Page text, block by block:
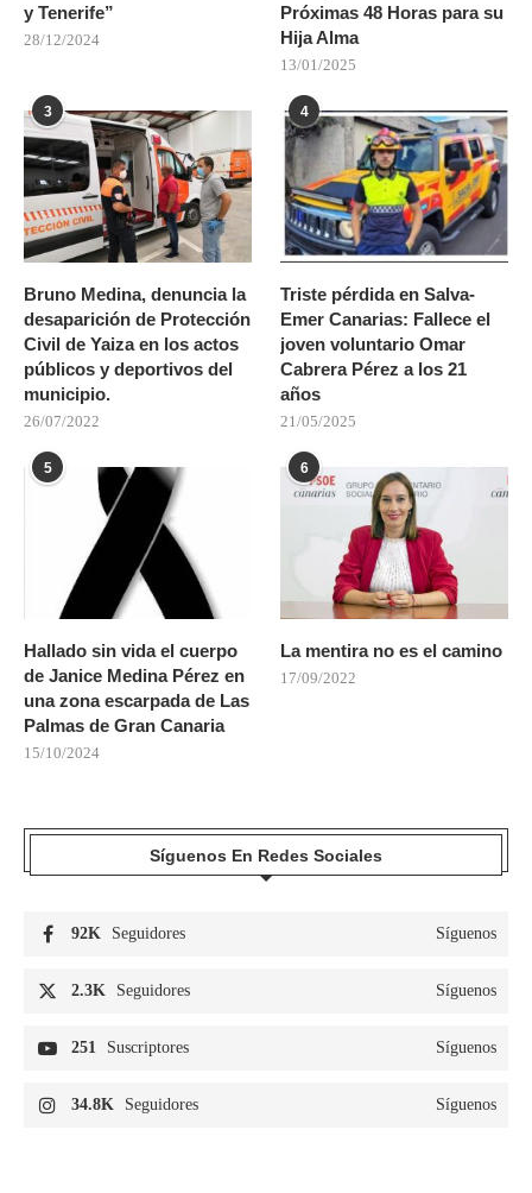
y Tenerife”
28/12/2024
Próximas 48 Horas para su
Hija Alma
13/01/2025
3
Bruno Medina, denuncia la
desaparición de Protección
Civil de Yaiza en los actos
públicos y deportivos del
municipio.
26/07/2022
4
Triste pérdida en Salva-
Emer Canarias: Fallece el
joven voluntario Omar
Cabrera Pérez a los 21
años
21/05/2025
5
Hallado sin vida el cuerpo
de Janice Medina Pérez en
una zona escarpada de Las
Palmas de Gran Canaria
15/10/2024
6
La mentira no es el camino
17/09/2022
Síguenos En Redes Sociales
92K Seguidores Síguenos
2.3K Seguidores Síguenos
251 Suscriptores Síguenos
34.8K Seguidores Síguenos